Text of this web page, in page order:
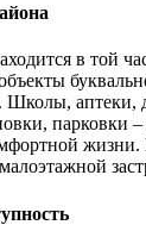
в той
Школы, аптеки,
парковки –